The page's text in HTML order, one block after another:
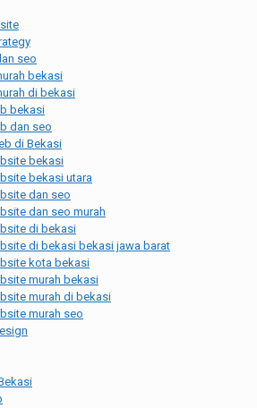
seo
bekasi
di bekasi
bekasi
dan seo
di Bekasi
bekasi
bekasi utara
dan seo
dan seo murah
di bekasi
di bekasi bekasi jawa barat
kota bekasi
murah bekasi
murah di bekasi
murah seo